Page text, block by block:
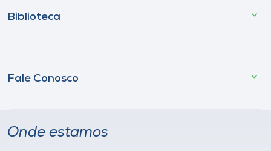
Biblioteca
Fale Conosco
Onde estamos